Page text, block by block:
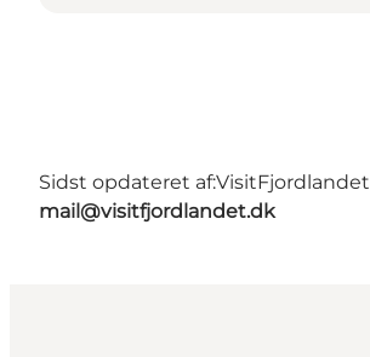
Sidst opdateret af:VisitFjordlandet
mail@visitfjordlandet.dk